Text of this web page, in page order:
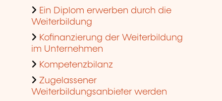
Ein Diplom erwerben durch die
Weiterbildung
Kofinanzierung der Weiterbildung
im Unternehmen
Kompetenzbilanz
Zugelassener
Weiterbildungsanbieter werden